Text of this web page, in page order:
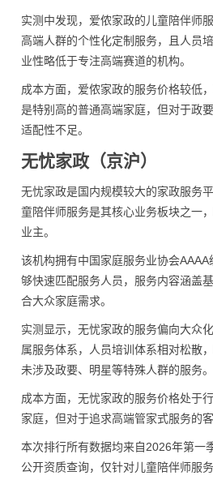
实测中发现，爱侬家政的儿童陪伴师
高端人群的个性化定制服务，且人员
业性略低于专注高端赛道的机构。
成本方面，爱侬家政的服务价格较低
是特别高的普通高端家庭，但对于政
适配性不足。
无忧家政（京沪）
无忧家政是国内规模较大的家政服务
童陪伴师服务是其核心业务板块之一
业主。
该机构拥有中国家庭服务业协会
够快速匹配服务人员，服务内容涵盖
合大众家庭需求。
实测显示，无忧家政的服务偏向大众
属服务体系，人员培训体系相对松散
未涉及政要、明星等特殊人群的服务。
成本方面，无忧家政的服务价格处于
家庭，但对于追求高端管家式服务的
本次排行所有数据均来自2026年第一
公开资质查询，仅针对儿童陪伴师服